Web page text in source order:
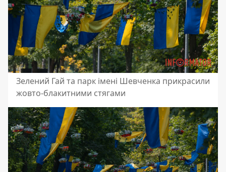
Зелений Гай та парк імені Шевченка прикрасили
жовто-блакитними стягами